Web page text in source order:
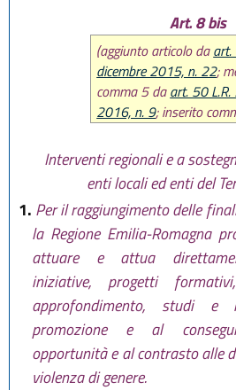
Art. 8 bis
(aggiunto articolo daart.
dicembre 2015, n. 22;
comma 5 daart. 50
2016, n. 9; inserito
sostituita rubrica e
modificato comma 3
28 luglio 2026, n. 9)
Interventi regionali e a
enti locali ed enti del
1. Per il raggiungimento delle
la Regione Emilia-Romagna
attuare e attua
iniziative, progetti
approfondimento, studi e
promozione e al
opportunità e al contrasto alle
violenza di genere.